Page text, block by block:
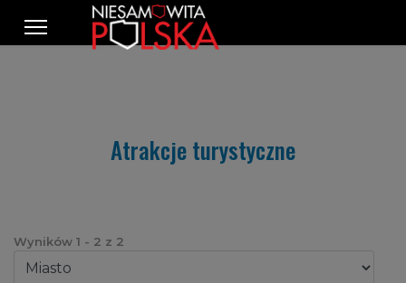
Atrakcje turystyczne
Wyników 1 - 2 z 2